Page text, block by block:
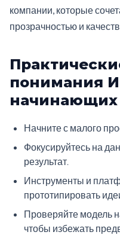
компании, которые
прозрачностью и
понимания
начинающих
Начните с малого
Фокусируйтесь на
результат.
Инструменты и
прототипировать
Проверяйте модель
чтобы избежать